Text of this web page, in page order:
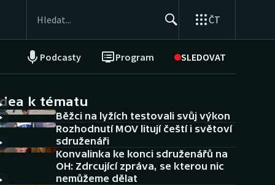
ČT
Podcasty Program SLEDOVAT
NEPŘEHLÉDNĚTE
Historické návraty
Aplikace ČT sport
AZ kvíz
k tématu
Běžci na lyžích testovali svůj výkon
Rozhodnutí MOV litují čeští i světoví
sdruženáři
Konvalinka ke konci sdruženářů na
OH: Zdrcující zpráva, se kterou nic
nemůžeme dělat